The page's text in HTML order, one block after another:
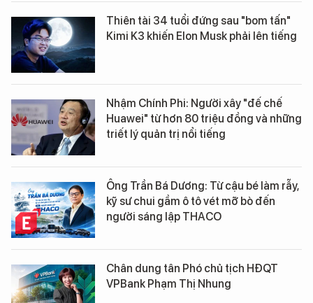
Thiên tài 34 tuổi đứng sau "bom tấn"
Kimi K3 khiến Elon Musk phải lên tiếng
Nhậm Chính Phi: Người xây "đế chế
Huawei" từ hơn 80 triệu đồng và những
triết lý quản trị nổi tiếng
Ông Trần Bá Dương: Từ cậu bé làm rẫy,
kỹ sư chui gầm ô tô vét mỡ bò đến
người sáng lập THACO
Chân dung tân Phó chủ tịch HĐQT
VPBank Phạm Thị Nhung